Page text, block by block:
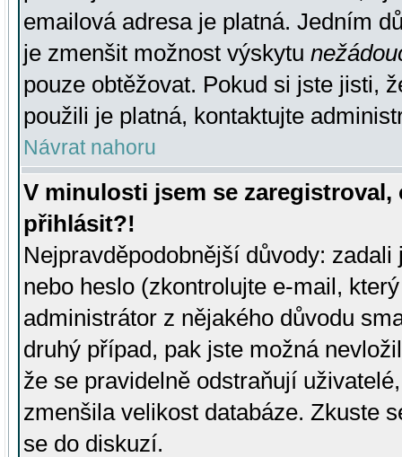
emailová adresa je platná. Jedním
je zmenšit možnost výskytu
pouze obtěžovat. Pokud si jste jisti,
použili je platná, kontaktujte
Návrat nahoru
V minulosti jsem se
přihlásit?!
Nejpravděpodobnější důvody:
nebo heslo (zkontrolujte e-mail,
administrátor z nějakého důvodu
druhý případ, pak jste možná
že se pravidelně odstraňují
zmenšila velikost databáze. Zkuste
se do diskuzí.